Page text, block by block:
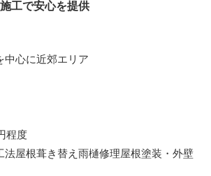
工で安心を提供
中心に近郊エリア
程度
法屋根葺き替え 雨樋修理屋根塗装・外壁